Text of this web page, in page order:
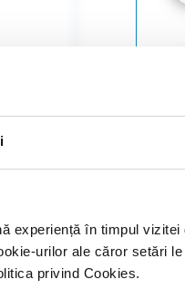
experiență în timpul vizitei
urilor ale căror setări
privind Cookies.